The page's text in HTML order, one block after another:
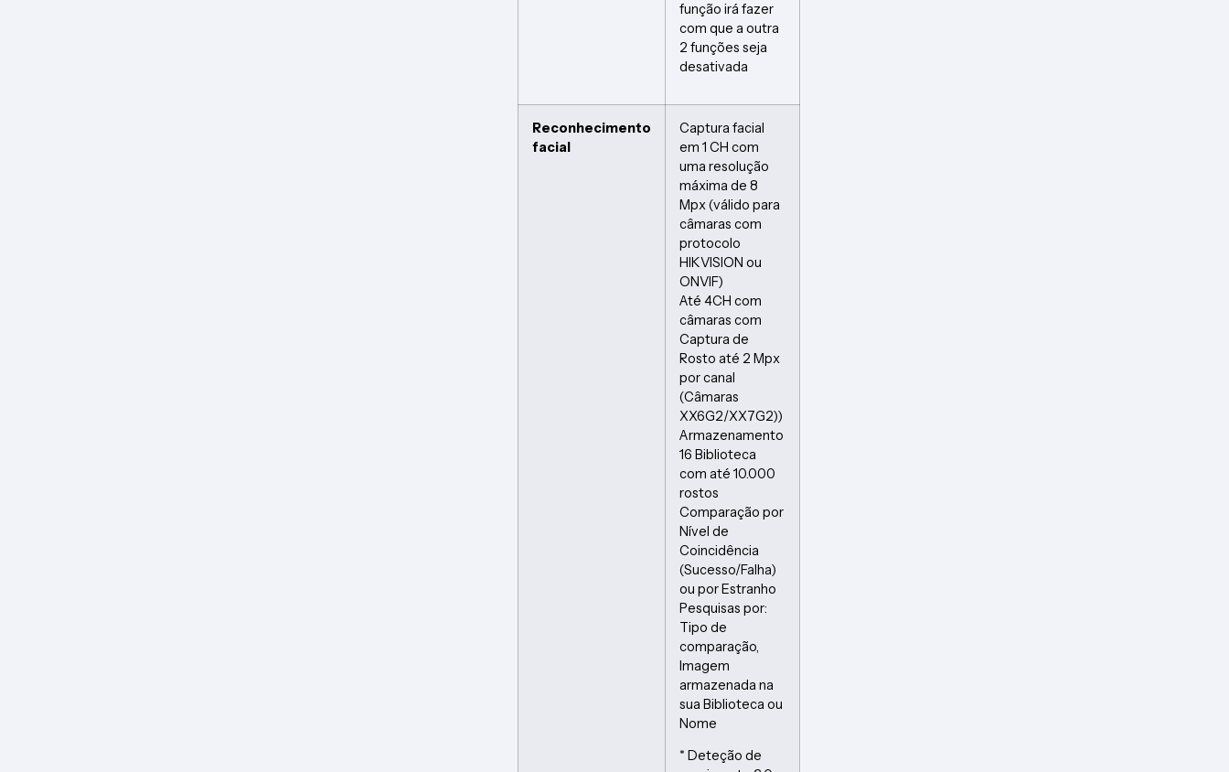
função irá fazer
com que a outra
2 funções seja
desativada
Reconhecimento
facial
Captura facial
em 1 CH com
uma resolução
máxima de 8
Mpx (válido para
câmaras com
protocolo
HIKVISION ou
ONVIF)
Até 4CH com
câmaras com
Captura de
Rosto até 2 Mpx
por canal
(Câmaras
XX6G2/XX7G2))
Armazenamento
16 Biblioteca
com até 10.000
rostos
Comparação por
Nível de
Coincidência
(Sucesso/Falha)
ou por Estranho
Pesquisas por:
Tipo de
comparação,
Imagem
armazenada na
sua Biblioteca ou
Nome
* Deteção de